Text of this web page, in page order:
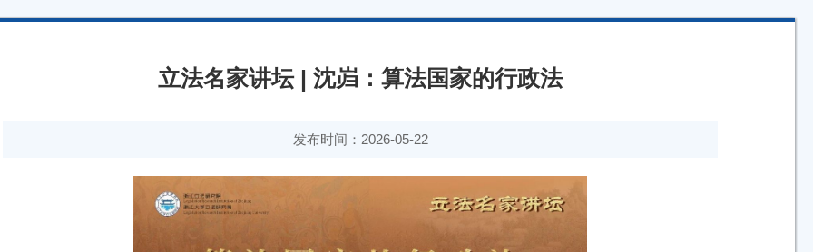
立法名家讲坛 | 沈岿：算法国家的行政法
发布时间：2026-05-22